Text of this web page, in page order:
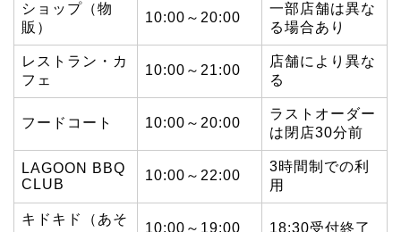
ショップ（物
販）
10:00～20:00
一部店舗は異な
る場合あり
レストラン・カ
フェ
10:00～21:00
店舗により異な
る
フードコート 10:00～20:00
ラストオーダー
は閉店30分前
LAGOON BBQ
CLUB
10:00～22:00
3時間制での利
用
キドキド（あそ
10:00～19:00 18:30受付終了